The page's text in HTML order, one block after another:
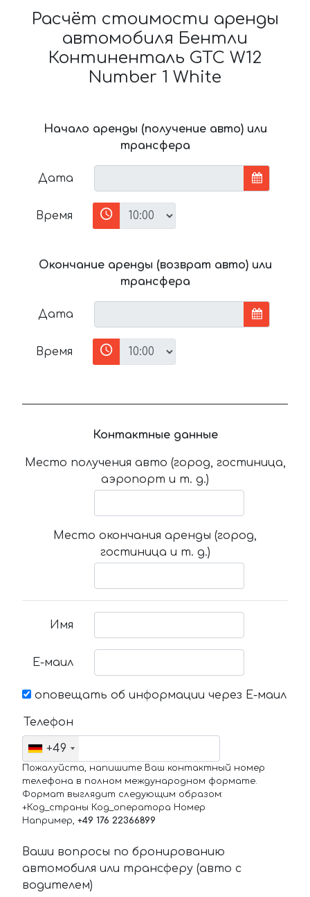
Расчёт стоимости аренды
автомобиля Бентли
Континенталь GTC W12
Number 1 White
Начало аренды (получение авто) или
трансфера
Дата
Время
Окончание аренды (возврат авто) или
трансфера
Дата
Время
Контактные данные
Место получения авто (город, гостиница,
аэропорт и т. д.)
Место окончания аренды (город,
гостиница и т. д.)
Имя
Е-маил
оповещать об информации через Е-маил
Телефон
+49
Пожалуйста, напишите Ваш контактный номер
телефона в полном международном формате.
Формат выглядит следующим образом:
+Код_страны Код_оператора Номер
Например, +49 176 22366899
Ваши вопросы по бронированию
автомобиля или трансферу (авто с
водителем)